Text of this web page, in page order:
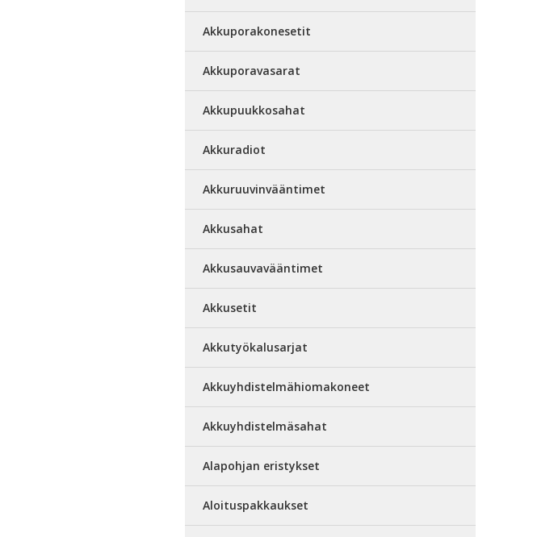
Akkuporakonesetit
Akkuporavasarat
Akkupuukkosahat
Akkuradiot
Akkuruuvinvääntimet
Akkusahat
Akkusauvavääntimet
Akkusetit
Akkutyökalusarjat
Akkuyhdistelmähiomakoneet
Akkuyhdistelmäsahat
Alapohjan eristykset
Aloituspakkaukset